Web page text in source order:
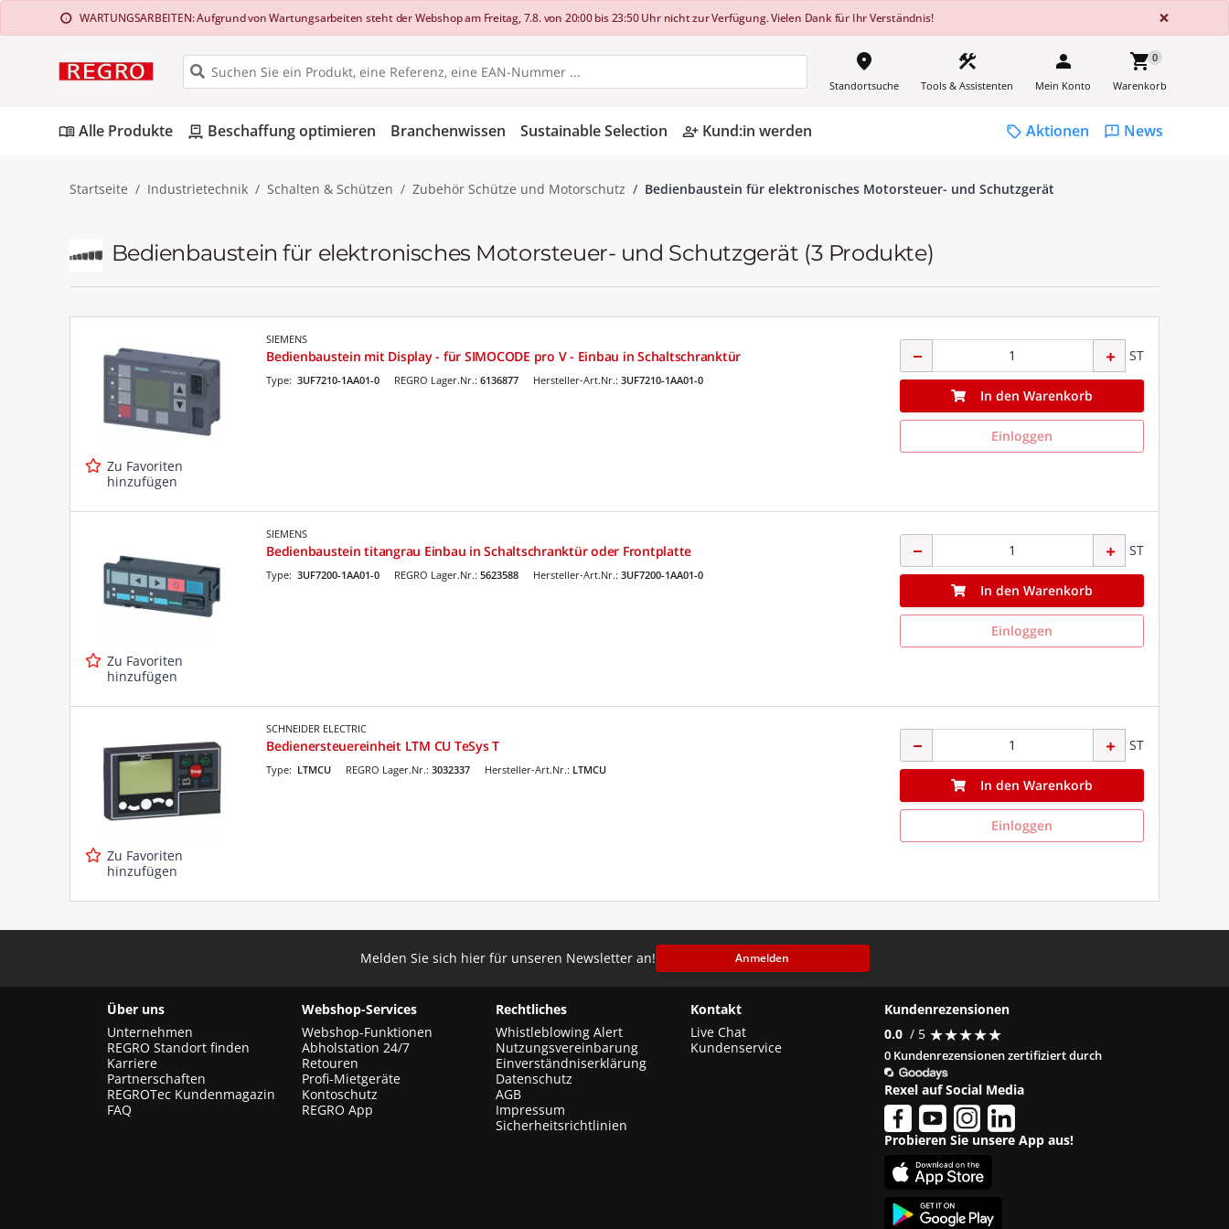
info WARTUNGSARBEITEN: Aufgrund von Wartungsarbeiten steht der Webshop am Freitag, 7.8. von 20:00 bis 23:50 Uhr nicht zur Verfügung. Vielen Dank für Ihr Verständnis! ×
place
Standortsuche
construction
Tools & Assistenten
person
Mein Konto
shopping_cart0
Warenkorb
menu_bookAlle Produkte pallet Beschaffung optimieren Branchenwissen Sustainable Selection person_add_alt Kund:in werden sell Aktionen feedback News
Startseite Industrietechnik Schalten & Schützen Zubehör Schütze und Motorschutz Bedienbaustein für elektronisches Motorsteuer- und Schutzgerät
Bedienbaustein für elektronisches Motorsteuer- und Schutzgerät (3 Produkte)
Zu Favoriten
hinzufügen
SIEMENS
Bedienbaustein mit Display - für SIMOCODE pro V - Einbau in Schaltschranktür
REGRO Lager.Nr.: 6136877
Type: 3UF7210-1AA01-0 Hersteller-Art.Nr.: 3UF7210-1AA01-0
ST
In den Warenkorb
Einloggen
Zu Favoriten
hinzufügen
SIEMENS
Bedienbaustein titangrau Einbau in Schaltschranktür oder Frontplatte
REGRO Lager.Nr.: 5623588
Type: 3UF7200-1AA01-0 Hersteller-Art.Nr.: 3UF7200-1AA01-0
ST
In den Warenkorb
Einloggen
Zu Favoriten
hinzufügen
SCHNEIDER ELECTRIC
Bedienersteuereinheit LTM CU TeSys T
REGRO Lager.Nr.: 3032337
Type: LTMCU Hersteller-Art.Nr.: LTMCU
ST
In den Warenkorb
Einloggen
Melden Sie sich hier für unseren Newsletter an! Anmelden
Über uns
Unternehmen
REGRO Standort finden
Karriere
Partnerschaften
REGROTec Kundenmagazin
FAQ
Webshop-Services
Webshop-Funktionen
Abholstation 24/7
Retouren
Profi-Mietgeräte
Kontoschutz
REGRO App
Rechtliches
Whistleblowing Alert
Nutzungsvereinbarung
Einverständniserklärung
Datenschutz
AGB
Impressum
Sicherheitsrichtlinien
Kontakt
Live Chat
Kundenservice
Kundenrezensionen
0.0 / 5 ★★★★★
★★★★★
0 Kundenrezensionen zertifiziert durch
Rexel auf Social Media
Probieren Sie unsere App aus!